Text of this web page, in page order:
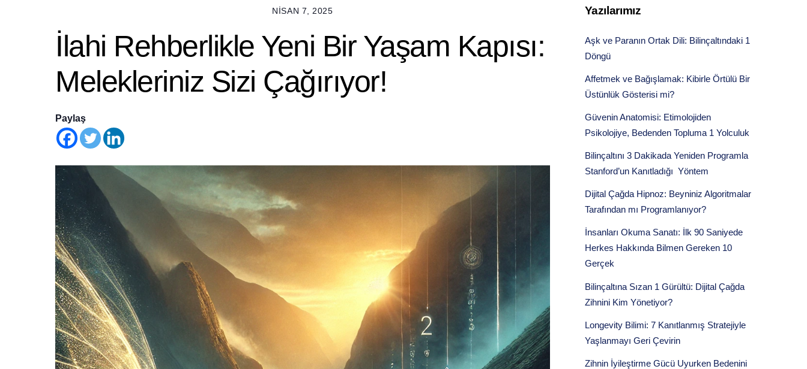
NISAN 7, 2025
İlahi Rehberlikle Yeni Bir Yaşam Kapısı:
Melekleriniz Sizi Çağırıyor!
Paylaş
Yazılarımız
Aşk ve Paranın Ortak Dili: Bilinçaltındaki 1
Döngü
Affetmek ve Bağışlamak: Kibirle Örtülü Bir
Üstünlük Gösterisi mi?
Güvenin Anatomisi: Etimolojiden
Psikolojiye, Bedenden Topluma 1 Yolculuk
Bilinçaltını 3 Dakikada Yeniden Programla
Stanford’un Kanıtladığı Yöntem
Dijital Çağda Hipnoz: Beyniniz Algoritmalar
Tarafından mı Programlanıyor?
İnsanları Okuma Sanatı: İlk 90 Saniyede
Herkes Hakkında Bilmen Gereken 10
Gerçek
Bilinçaltına Sızan 1 Gürültü: Dijital Çağda
Zihnini Kim Yönetiyor?
Longevity Bilimi: 7 Kanıtlanmış Stratejiyle
Yaşlanmayı Geri Çevirin
Zihnin İyileştirme Gücü Uyurken Bedenini